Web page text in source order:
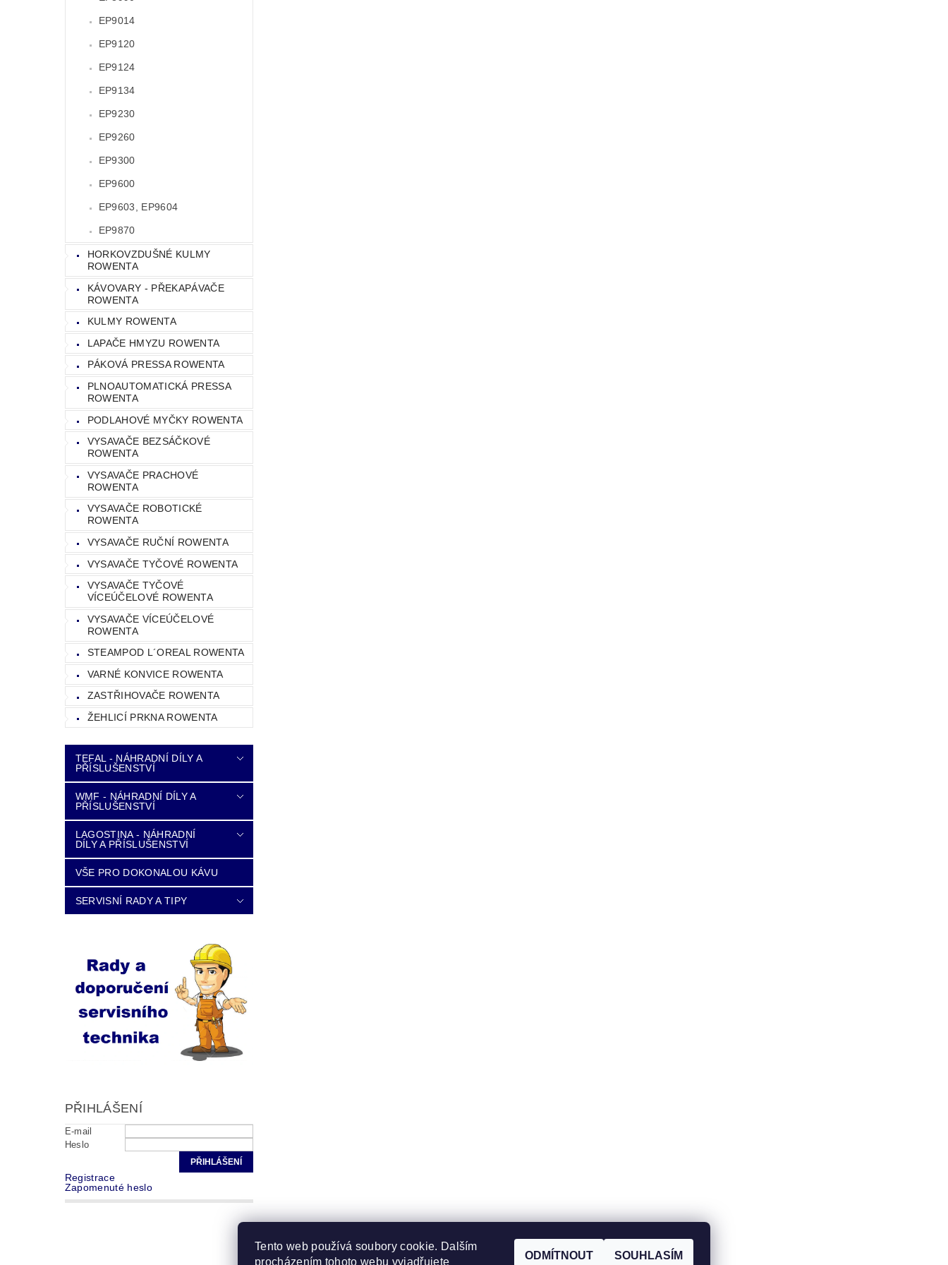
EP9014
EP9120
EP9124
EP9134
EP9230
EP9260
EP9300
EP9600
EP9603, EP9604
EP9870
HORKOVZDUŠNÉ KULMY
ROWENTA
KÁVOVARY - PŘEKAPÁVAČE
ROWENTA
KULMY ROWENTA
LAPAČE HMYZU ROWENTA
PÁKOVÁ PRESSA ROWENTA
PLNOAUTOMATICKÁ PRESSA
ROWENTA
PODLAHOVÉ MYČKY ROWENTA
VYSAVAČE BEZSÁČKOVÉ
ROWENTA
VYSAVAČE PRACHOVÉ
ROWENTA
VYSAVAČE ROBOTICKÉ
ROWENTA
VYSAVAČE RUČNÍ ROWENTA
VYSAVAČE TYČOVÉ ROWENTA
VYSAVAČE TYČOVÉ
VÍCEÚČELOVÉ ROWENTA
VYSAVAČE VÍCEÚČELOVÉ
ROWENTA
STEAMPOD L´OREAL ROWENTA
VARNÉ KONVICE ROWENTA
ZASTŘIHOVAČE ROWENTA
ŽEHLICÍ PRKNA ROWENTA
TEFAL - NÁHRADNÍ DÍLY A
PŘÍSLUŠENSTVÍ
WMF - NÁHRADNÍ DÍLY A
PŘÍSLUŠENSTVÍ
LAGOSTINA - NÁHRADNÍ
DÍLY A PŘÍSLUŠENSTVÍ
VŠE PRO DOKONALOU KÁVU
SERVISNÍ RADY A TIPY
PŘIHLÁŠENÍ
E-mail
Heslo
Registrace
Zapomenuté heslo
Tento web používá soubory cookie. Dalším
procházením tohoto webu vyjadřujete
ODMÍTNOUT SOUHLASÍM